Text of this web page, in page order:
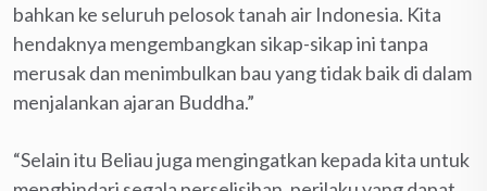
bahkan ke seluruh pelosok tanah air Indonesia. Kita
hendaknya mengembangkan sikap-sikap ini tanpa
merusak dan menimbulkan bau yang tidak baik di dalam
menjalankan ajaran Buddha.”
“Selain itu Beliau juga mengingatkan kepada kita untuk